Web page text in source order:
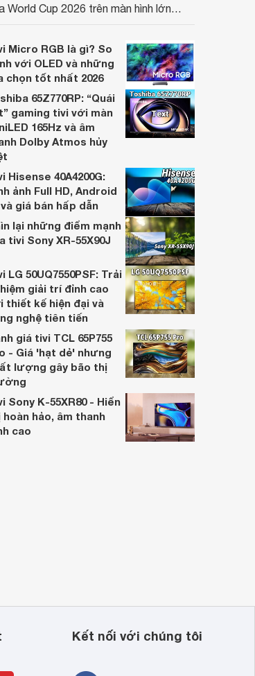
World Cup 2026 trên màn hình lớn
điện thoại sẽ là lựa chọn rất đáng cân
Micro RGB là gì? So
với OLED và những
chọn tốt nhất 2026
65Z770RP: “Quái
gaming tivi với màn
165Hz và âm
Dolby Atmos hủy
Hisense 40A4200G:
ảnh Full HD, Android
và giá bán hấp dẫn
lại những điểm mạnh
tivi Sony XR-55X90J
LG 50UQ7550PSF: Trải
giải trí đỉnh cao
thiết kế hiện đại và
nghệ tiên tiến
giá tivi TCL 65P755
- Giá 'hạt dẻ' nhưng
lượng gây bão thị
Sony K-55XR80 - Hiển
hoàn hảo, âm thanh
cao
Kết nối với chúng tôi